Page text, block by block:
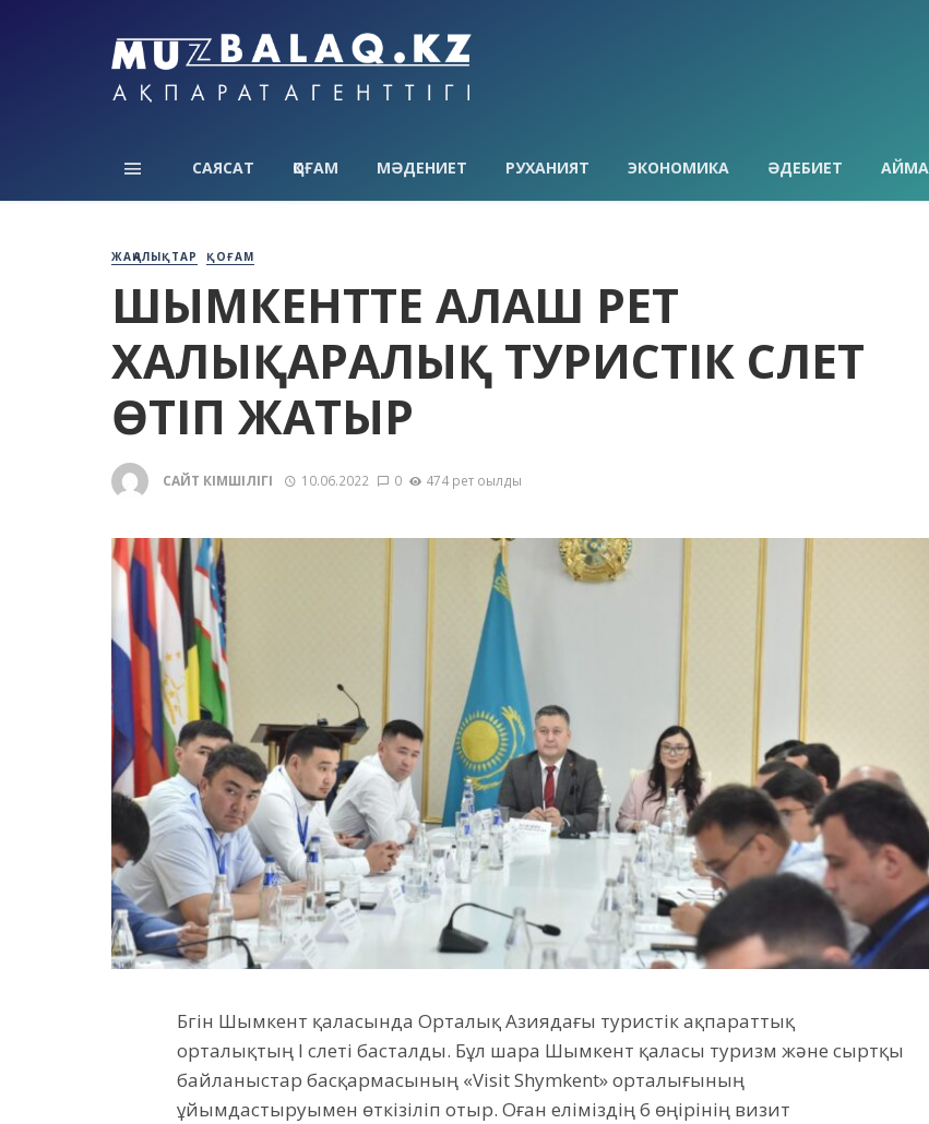
САЯСАТ ҚОҒАМ МӘДЕНИЕТ РУХАНИЯТ ЭКОНОМИКА ӘДЕБИЕТ АЙМАҚ
ЖАҢАЛЫҚТАР ҚОҒАМ
ШЫМКЕНТТЕ АЛҒАШ РЕТ
ХАЛЫҚАРАЛЫҚ ТУРИСТІК СЛЕТ
ӨТІП ЖАТЫР
САЙТ ӘКІМШІЛІГІ 10.06.2022 0 474 рет оқылды
Бүгін Шымкент қаласында Орталық Азиядағы туристік ақпараттық
орталықтың І слеті басталды. Бұл шара Шымкент қаласы туризм және сыртқы
байланыстар басқармасының «Visit Shymkent» орталығының
ұйымдастыруымен өткізіліп отыр. Оған еліміздің 6 өңірінің визит